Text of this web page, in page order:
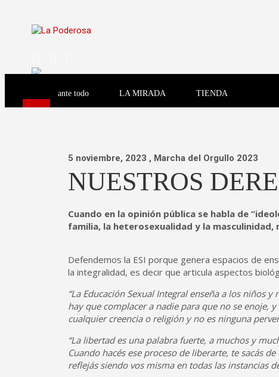
contenido
La Poderosa
Revista de cultura villera, brazo literario del movimiento La
ante todo LA MIRADA TIENDA
5 noviembre, 2023 , Marcha del Orgullo 2023
NUESTROS
Cuando en la opinión pública se habla de
familia, la heterosexualidad y la
Defendemos la ESI porque genera espacios de
la integralidad, es decir que articula aspectos
“La Educación Sexual Integral enseña a los niños
hay que complacer a nadie para que no se enoje,
cualquier creencia o religión y no es ninguna
“La libertad es una palabra fuerte, a muchos y
Cuando hacés ese proceso de liberarte, te sacás
reflejás siendo vos misma en todas las instancias